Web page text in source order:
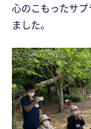
心のこもったサ
ました。